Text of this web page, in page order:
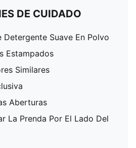
DE CUIDADO
Detergente Suave En Polvo
Estampados
Similares
Aberturas
La Prenda Por El Lado Del